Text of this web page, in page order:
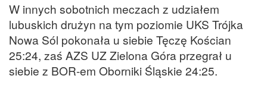
W innych sobotnich meczach z udziałem
lubuskich drużyn na tym poziomie UKS Trójka
Nowa Sól pokonała u siebie Tęczę Kościan
25:24, zaś AZS UZ Zielona Góra przegrał u
siebie z BOR-em Oborniki Śląskie 24:25.